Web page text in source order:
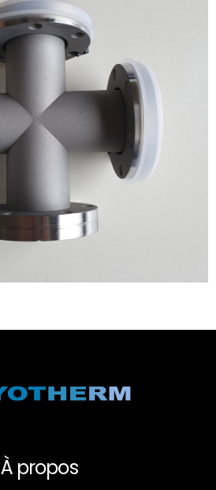
À propos